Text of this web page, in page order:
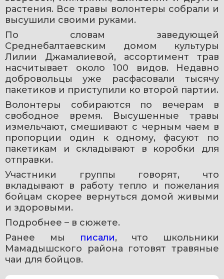
растения. Все травы волонтеры собрали и
высушили своими руками.
По словам заведующей
Среднебалтаевским домом культуры
Лилии Джамалиевой, ассортимент трав
насчитывает около 100 видов. Недавно
добровольцы уже расфасовали тысячу
пакетиков и приступили ко второй партии.
Волонтеры собираются по вечерам в
свободное время. Высушенные травы
измельчают, смешивают с черным чаем в
пропорции один к одному, фасуют по
пакетикам и складывают в коробки для
отправки.
Участники группы говорят, что
вкладывают в работу тепло и пожелания
бойцам скорее вернуться домой живыми
и здоровыми.
Подробнее – в сюжете.
Ранее мы
писали, что школьники
Мамадышского района готовят травяные
чаи для бойцов.